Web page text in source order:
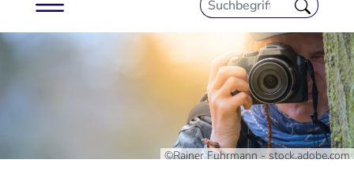
©Rainer Fuhrmann - stock.adobe.com